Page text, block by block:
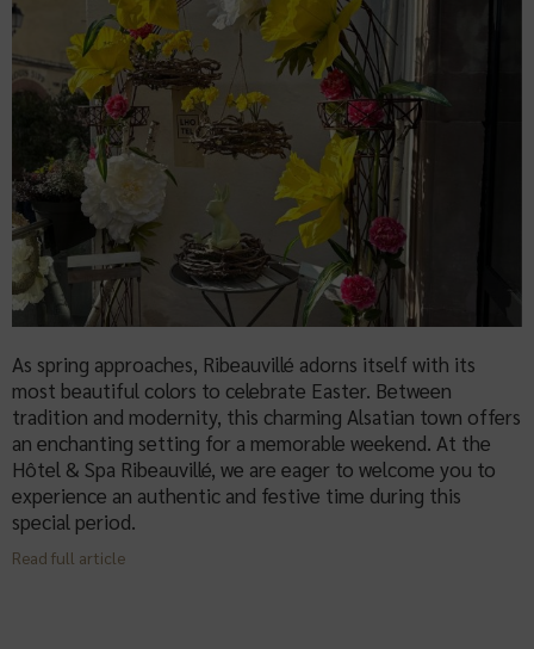
As spring approaches, Ribeauvillé adorns itself with its
most beautiful colors to celebrate Easter. Between
tradition and modernity, this charming Alsatian town offers
an enchanting setting for a memorable weekend. At the
Hôtel & Spa Ribeauvillé, we are eager to welcome you to
experience an authentic and festive time during this
special period.
Read full article